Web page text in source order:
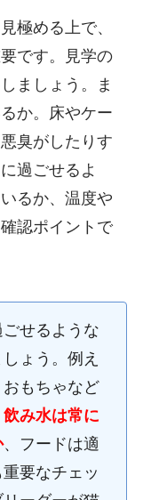
極める上で、
です。見学の
ましょう。ま
か。床やケー
臭がしたりす
過ごせるよ
るか、温度や
認ポイントで
せるような
ょう。例え
もちゃなど
飲み水は常に
、フードは適
要なチェッ